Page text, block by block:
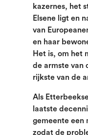
kazernes, het
Elsene ligt en
van
en haar
Het is, om het
de armste van
rijkste van de
Als
laatste
gemeente een
zodat de